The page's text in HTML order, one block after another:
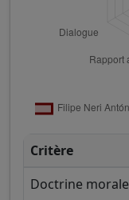
Critère
Doctrine morale